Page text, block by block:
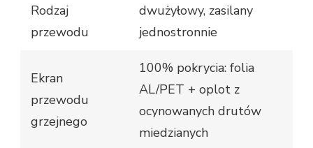
Rodzaj
przewodu
dwużyłowy, zasilany
jednostronnie
Ekran
przewodu
grzejnego
100% pokrycia: folia
AL/PET + oplot z
ocynowanych drutów
miedzianych